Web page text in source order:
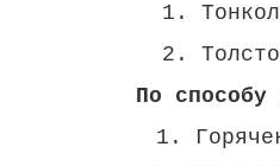
1.
2.
По способу
1.